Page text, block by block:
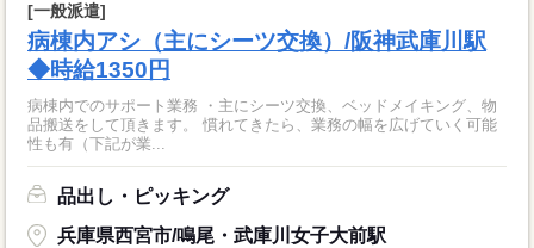
[一般派遣]
病棟内アシ（主にシーツ交換）/阪神武庫川駅
◆時給1350円
病棟内でのサポート業務 ・主にシーツ交換、ベッドメイキング、物
品搬送をして頂きます。 慣れてきたら、業務の幅を広げていく可能
性も有（下記が業...
品出し・ピッキング
兵庫県西宮市/鳴尾・武庫川女子大前駅